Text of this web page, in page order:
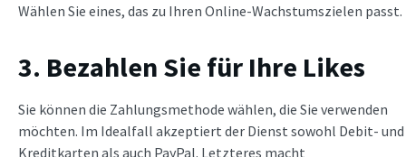
Wählen Sie eines, das zu Ihren Online-Wachstumszielen passt.
3. Bezahlen Sie für Ihre Likes
Sie können die Zahlungsmethode wählen, die Sie verwenden
möchten. Im Idealfall akzeptiert der Dienst sowohl Debit- und
Kreditkarten als auch PayPal. Letzteres macht